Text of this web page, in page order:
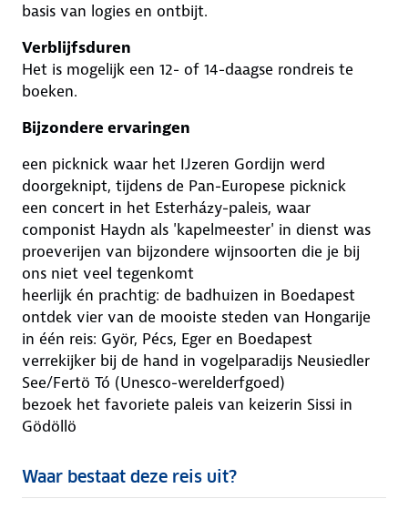
basis van logies en ontbijt.
Verblijfsduren
Het is mogelijk een 12- of 14-daagse rondreis te
boeken.
Bijzondere ervaringen
een picknick waar het IJzeren Gordijn werd
doorgeknipt, tijdens de Pan-Europese picknick
een concert in het Esterházy-paleis, waar
componist Haydn als 'kapelmeester' in dienst was
proeverijen van bijzondere wijnsoorten die je bij
ons niet veel tegenkomt
heerlijk én prachtig: de badhuizen in Boedapest
ontdek vier van de mooiste steden van Hongarije
in één reis: Györ, Pécs, Eger en Boedapest
verrekijker bij de hand in vogelparadijs Neusiedler
See/Fertö Tó (Unesco-werelderfgoed)
bezoek het favoriete paleis van keizerin Sissi in
Gödöllö
Waar bestaat deze reis uit?